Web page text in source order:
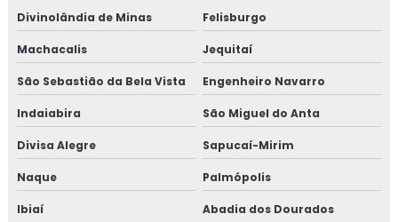
Divinolândia de Minas Felisburgo
Machacalis Jequitaí
São Sebastião da Bela Vista Engenheiro Navarro
Indaiabira São Miguel do Anta
Divisa Alegre Sapucaí-Mirim
Naque Palmópolis
Ibiaí Abadia dos Dourados